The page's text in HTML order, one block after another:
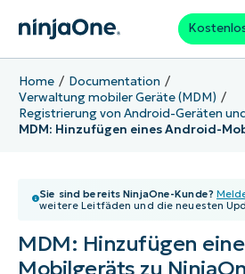
Home
Documentation
Verwaltung mobiler Geräte (MDM)
Registrierung von Android-Geräten
MDM: Hinzufügen eines Android-
Sie sind bereits NinjaOne-Kunde?
weitere Leitfäden und die neuesten
MDM: Hinzufügen